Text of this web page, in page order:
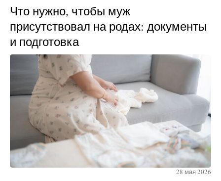
Что нужно, чтобы муж
присутствовал на родах: документы
и подготовка
28 мая 2026